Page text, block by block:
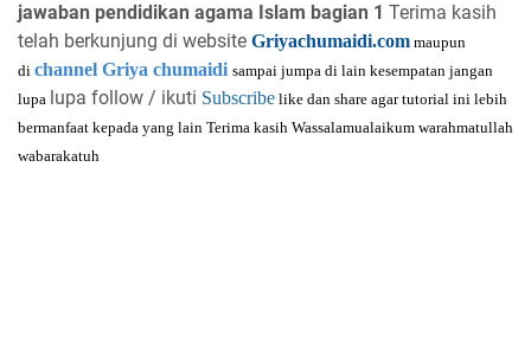
jawaban pendidikan agama Islam bagian 1 Terima kasih
telah berkunjung di website Griyachumaidi.com maupun
di channel Griya chumaidi sampai jumpa di lain kesempatan jangan
lupa lupa follow / ikuti Subscribe like dan share agar tutorial ini lebih
bermanfaat kepada yang lain Terima kasih Wassalamualaikum warahmatullah
wabarakatuh